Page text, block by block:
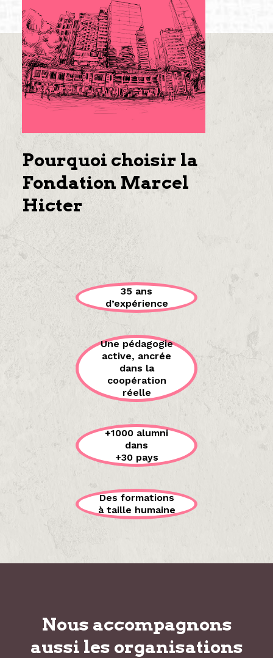
Pourquoi choisir la
Fondation Marcel
Hicter
35 ans
d’expérience
Une pédagogie
active, ancrée
dans la
coopération
réelle
+1000 alumni
dans
+30 pays
Des formations
à taille humaine
Nous accompagnons
aussi les organisations